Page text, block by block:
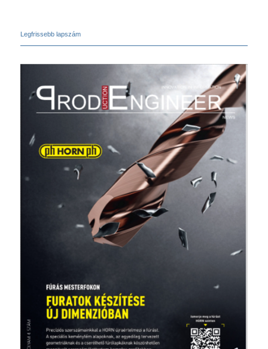
Legfrissebb lapszám